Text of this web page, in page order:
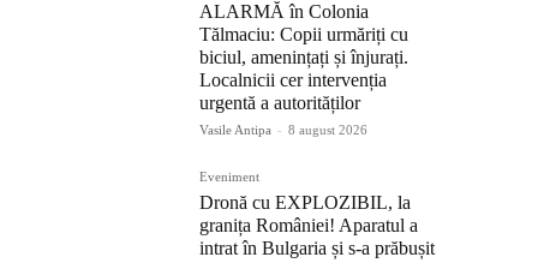
ALARMĂ în Colonia
Tălmaciu: Copii urmăriți cu
biciul, amenințați și înjurați.
Localnicii cer intervenția
urgentă a autorităților
Vasile Antipa - 8 august 2026
Eveniment
Dronă cu EXPLOZIBIL, la
granița României! Aparatul a
intrat în Bulgaria și s-a prăbușit